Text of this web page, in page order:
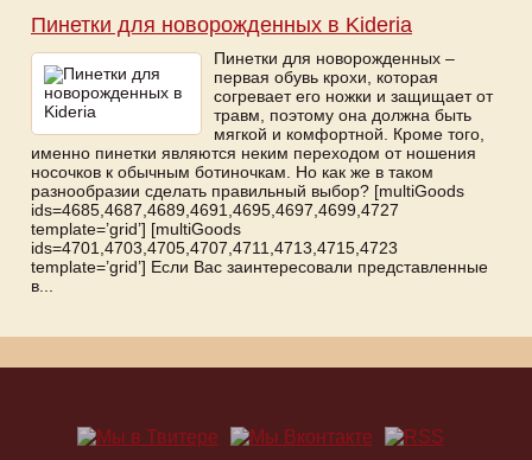
Пинетки для новорожденных в Kideria
Пинетки для новорожденных –
первая обувь крохи, которая
согревает его ножки и защищает от
травм, поэтому она должна быть
мягкой и комфортной. Кроме того,
именно пинетки являются неким переходом от ношения
носочков к обычным ботиночкам. Но как же в таком
разнообразии сделать правильный выбор? [multiGoods
ids=4685,4687,4689,4691,4695,4697,4699,4727
template=’grid’] [multiGoods
ids=4701,4703,4705,4707,4711,4713,4715,4723
template=’grid’] Если Вас заинтересовали представленные
в...